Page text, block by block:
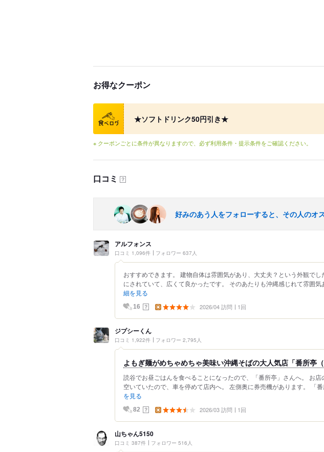
お得なクーポン
クーポン
★ソフトドリンク50円引き★
※ クーポンごとに条件が異なりますので、必ず利用条件・提示条件をご確認ください。
口コミ ？
好みのあう人をフォローすると、その人のオ
アルフォンス
口コミ 1,096件 フォロワー 637人
おすすめできます。 建物自体は雰囲気があり、大丈夫？という外観でし
にされていて、広くて良かったです。 そのあたりも沖縄感じれて雰囲気
細を見る
16 ？ 2026/04 訪問 1回
ジプシーくん
口コミ 1,922件 フォロワー 2,795人
よもぎ麺がめちゃめちゃ美味い沖縄そばの大人気店「番所亭
読谷でお昼ごはんを食べることになったので、「番所亭」さんへ。 お
空いていたので、車を停めて店内へ。 左側奥に券売機があります。 「
を見る
82 ？ 2026/03 訪問 1回
山ちゃん5150
口コミ 387件 フォロワー 516人